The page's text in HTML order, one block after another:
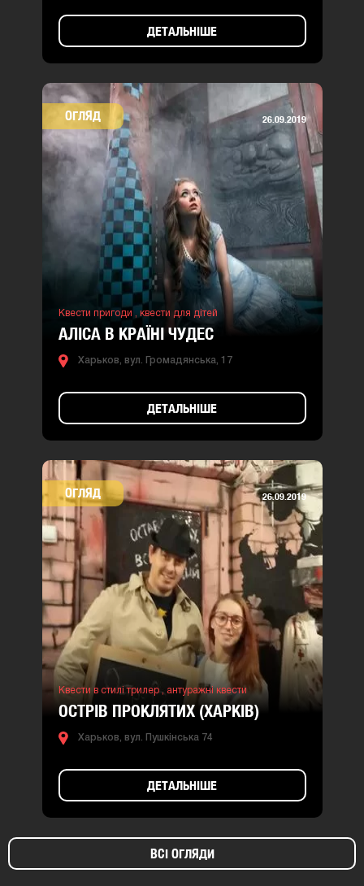
ДЕТАЛЬНІШЕ
ОГЛЯД 26.09.2019
Квести пригоди , квести для дітей
АЛІСА В КРАЇНІ ЧУДЕС
Харьков, вул. Громадянська, 17
ДЕТАЛЬНІШЕ
ОГЛЯД 26.09.2019
Квести в стилі трилер , антуражні квести
ОСТРІВ ПРОКЛЯТИХ (ХАРКІВ)
Харьков, вул. Пушкінська 74
ДЕТАЛЬНІШЕ
ВСІ ОГЛЯДИ